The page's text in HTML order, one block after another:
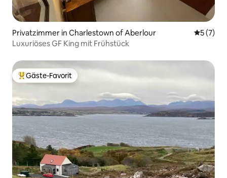
Privatzimmer in Charlestown of Aberlour
5 (7)
Luxuriöses GF King mit Frühstück
Beliebter Gäste-Favorit.
Gäste-Favorit